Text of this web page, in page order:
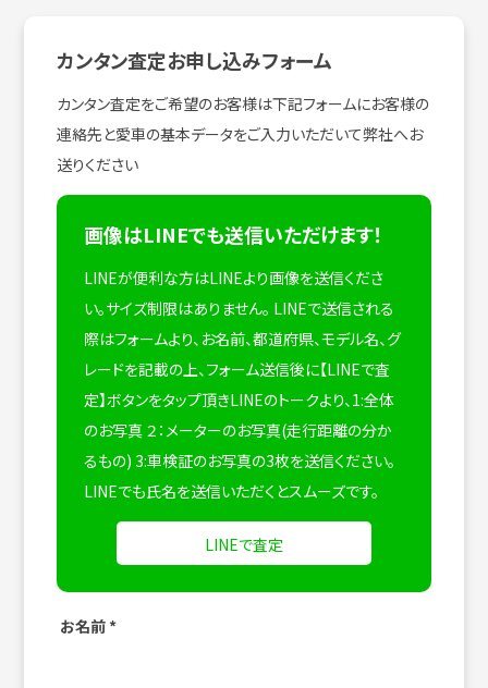
カンタン査定お申し込みフォーム
カンタン査定をご希望のお客様は下記フォームにお客様の
連絡先と愛車の基本データをご入力いただいて弊社へお
送りください
画像はLINEでも送信いただけます！
LINEが便利な方はLINEより画像を送信くださ
い。サイズ制限はありません。 LINEで送信される
際はフォームより、お名前、都道府県、モデル名、グ
レードを記載の上、フォーム送信後に【LINEで査
定】ボタンをタップ頂きLINEのトークより、1:全体
のお写真 ２：メーターのお写真(走行距離の分か
るもの) 3:車検証のお写真の3枚を送信ください。
LINEでも氏名を送信いただくとスムーズです。
LINEで査定
お名前 *